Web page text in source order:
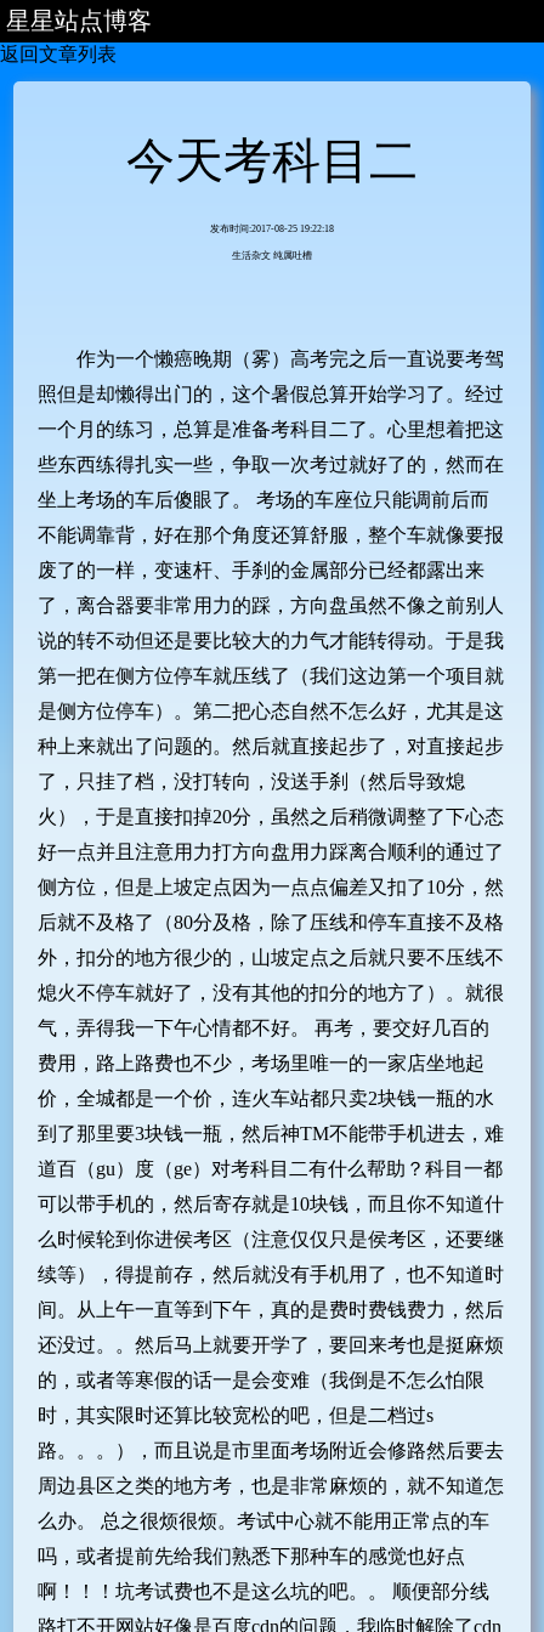
星星站点博客
首页
返回文章列表
今天考科目二
发布时间:2017-08-25 19:22:18
生活杂文 纯属吐槽
作为一个懒癌晚期（雾）高考完之后一直说要考驾
照但是却懒得出门的，这个暑假总算开始学习了。经过
一个月的练习，总算是准备考科目二了。心里想着把这
些东西练得扎实一些，争取一次考过就好了的，然而在
坐上考场的车后傻眼了。 考场的车座位只能调前后而
不能调靠背，好在那个角度还算舒服，整个车就像要报
废了的一样，变速杆、手刹的金属部分已经都露出来
了，离合器要非常用力的踩，方向盘虽然不像之前别人
说的转不动但还是要比较大的力气才能转得动。于是我
第一把在侧方位停车就压线了（我们这边第一个项目就
是侧方位停车）。第二把心态自然不怎么好，尤其是这
种上来就出了问题的。然后就直接起步了，对直接起步
了，只挂了档，没打转向，没送手刹（然后导致熄
火），于是直接扣掉20分，虽然之后稍微调整了下心态
好一点并且注意用力打方向盘用力踩离合顺利的通过了
侧方位，但是上坡定点因为一点点偏差又扣了10分，然
后就不及格了（80分及格，除了压线和停车直接不及格
外，扣分的地方很少的，山坡定点之后就只要不压线不
熄火不停车就好了，没有其他的扣分的地方了）。就很
气，弄得我一下午心情都不好。 再考，要交好几百的
费用，路上路费也不少，考场里唯一的一家店坐地起
价，全城都是一个价，连火车站都只卖2块钱一瓶的水
到了那里要3块钱一瓶，然后神TM不能带手机进去，难
道百（gu）度（ge）对考科目二有什么帮助？科目一都
可以带手机的，然后寄存就是10块钱，而且你不知道什
么时候轮到你进侯考区（注意仅仅只是侯考区，还要继
续等），得提前存，然后就没有手机用了，也不知道时
间。从上午一直等到下午，真的是费时费钱费力，然后
还没过。。然后马上就要开学了，要回来考也是挺麻烦
的，或者等寒假的话一是会变难（我倒是不怎么怕限
时，其实限时还算比较宽松的吧，但是二档过s
路。。。），而且说是市里面考场附近会修路然后要去
周边县区之类的地方考，也是非常麻烦的，就不知道怎
么办。 总之很烦很烦。考试中心就不能用正常点的车
吗，或者提前先给我们熟悉下那种车的感觉也好点
啊！！！坑考试费也不是这么坑的吧。。 顺便部分线
路打不开网站好像是百度cdn的问题，我临时解除了cdn